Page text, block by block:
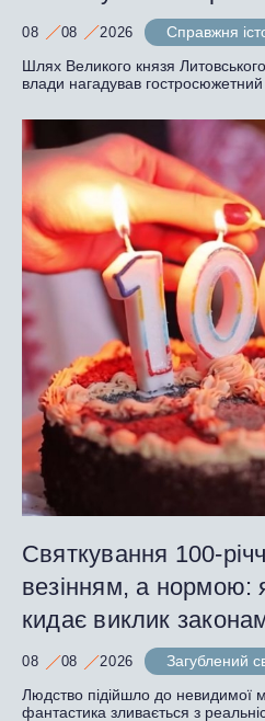
08 08 2026
Справжня
Шлях Великого князя
влади нагадував гостросюжетний
Святкування 100-
везінням, а нормою:
кидає виклик
08 08 2026
Загублений
Людство підійшло до невидимої
фантастика зливається з